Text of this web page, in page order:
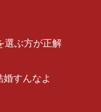
選ぶ方が正解
すんなよ